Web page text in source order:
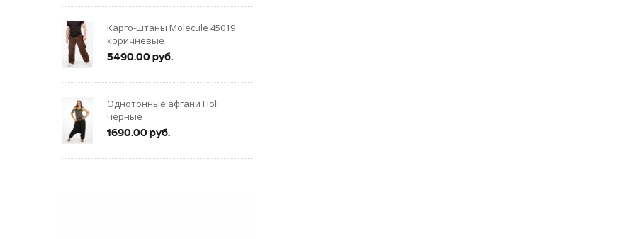
Карго-штаны Molecule 45019
коричневые
5490.00 руб.
Однотонные афгани Holi
черные
1690.00 руб.